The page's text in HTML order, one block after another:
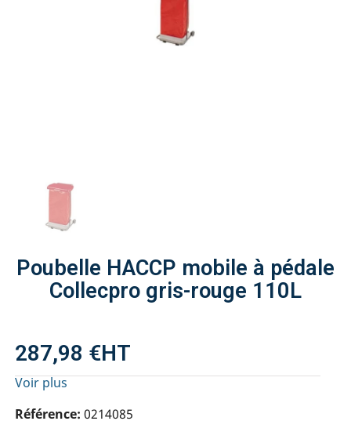
Poubelle HACCP mobile à pédale
Collecpro gris-rouge 110L
287,98 €HT
Voir plus
Référence 0214085